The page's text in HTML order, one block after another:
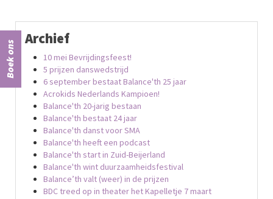
Boek ons
Archief
10 mei Bevrijdingsfeest!
5 prijzen danswedstrijd
6 september bestaat Balance'th 25 jaar
Acrokids Nederlands Kampioen!
Balance'th 20-jarig bestaan
Balance'th bestaat 24 jaar
Balance'th danst voor SMA
Balance'th heeft een podcast
Balance'th start in Zuid-Beijerland
Balance'th wint duurzaamheidsfestival
Balance’th valt (weer) in de prijzen
BDC treed op in theater het Kapelletje 7 maart